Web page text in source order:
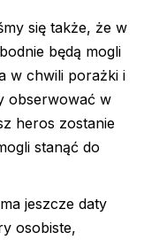
się także, że w
będą mogli
w chwili porażki i
obserwować w
heros zostanie
stanąć do
jeszcze daty
osobiste,